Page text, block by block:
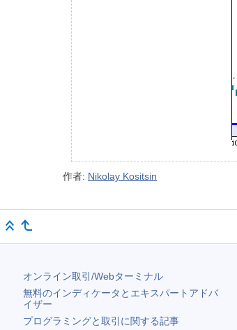
作者: Nikolay Kositsin
オンライン取引/Webターミナル
無料のインディケータとエキスパートアドバ
イザー
プログラミングと取引に関する記事